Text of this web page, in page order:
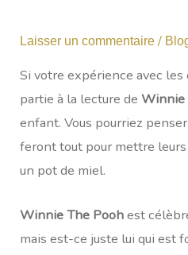
Laisser un commentaire /
Si votre expérience avec
partie à la lecture deWinnie
enfant. Vous pourriez
feront tout pour mettre
un pot de miel.
Winnie The Poohest
mais est-ce juste lui qui est